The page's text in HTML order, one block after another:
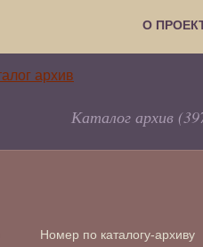
О
Каталог архив
Номер по каталогу-архиву